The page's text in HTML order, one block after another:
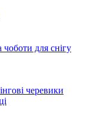
чоботи для снігу
черевики